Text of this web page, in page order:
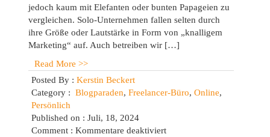
jedoch kaum mit Elefanten oder bunten Papageien zu
vergleichen. Solo-Unternehmen fallen selten durch
ihre Größe oder Lautstärke in Form von „knalligem
Marketing“ auf. Auch betreiben wir […]
Read More >>
Posted By : Kerstin Beckert
Category : Blogparaden, Freelancer-Büro, Online,
Persönlich
Published on : Juli, 18, 2024
Comment : Kommentare deaktiviertfür